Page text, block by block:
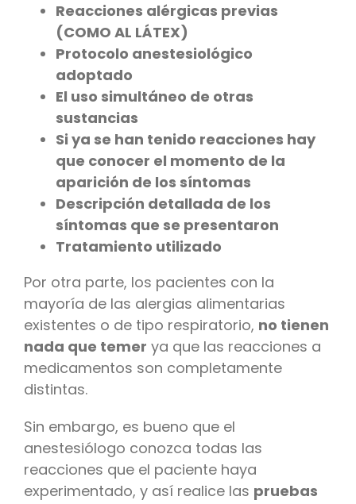
Reacciones alérgicas previas
(COMO AL LÁTEX)
Protocolo anestesiológico
adoptado
El uso simultáneo de otras
sustancias
Si ya se han tenido reacciones hay
que conocer el momento de la
aparición de los síntomas
Descripción detallada de los
síntomas que se presentaron
Tratamiento utilizado
Por otra parte, los pacientes con la
mayoría de las alergias alimentarias
existentes o de tipo respiratorio, no tienen
nada que temer ya que las reacciones a
medicamentos son completamente
distintas.
Sin embargo, es bueno que el
anestesiólogo conozca todas las
reacciones que el paciente haya
experimentado, y así realice las pruebas